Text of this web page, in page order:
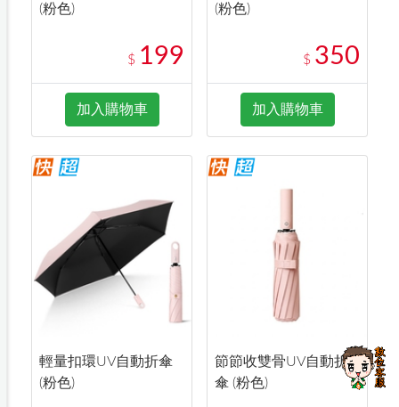
(粉色)
$ 199
加入購物車
(粉色)
$ 350
加入購物車
輕量扣環UV自動折傘
(粉色)
節節收雙骨UV自動折
傘 (粉色)